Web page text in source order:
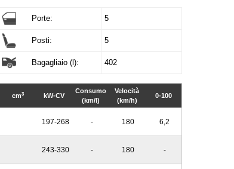
Porte: 5
Posti: 5
Bagagliaio (l): 402
cm3 kW-CV
Consumo
(km/l)
Velocità
(km/h)
0-100
197-268 - 180 6,2
243-330 - 180 -